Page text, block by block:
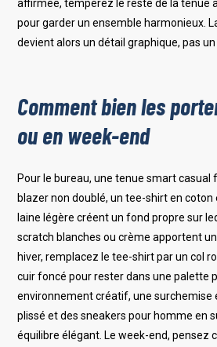
affirmée, tempérez le reste de la tenue
pour garder un ensemble harmonieux.
devient alors un détail graphique, pas
Comment bien les
ou en week-end
Pour le bureau, une tenue smart casual
blazer non doublé, un tee-shirt en
laine légère créent un fond propre sur
scratch blanches ou crème apportent
hiver, remplacez le tee-shirt par un col
cuir foncé pour rester dans une palette
environnement créatif, une surchemise
plissé et des sneakers pour homme en
équilibre élégant. Le week-end, pensez